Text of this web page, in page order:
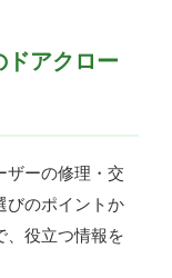
ドアクロー
ザーの修理・交
びのポイントか
、役立つ情報を